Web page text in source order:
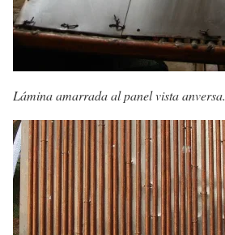
Lámina amarrada al panel vista anversa.